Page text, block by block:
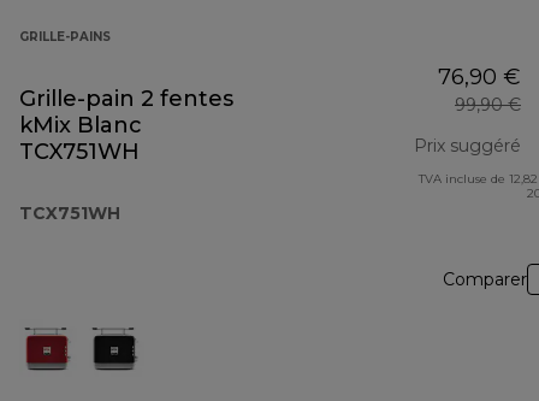
GRILLE-PAINS
Grille-pain 2 fentes
kMix Blanc
TCX751WH
TCX751WH
76,90 €
99,90 €
Prix suggéré
TVA incluse de
Comparer